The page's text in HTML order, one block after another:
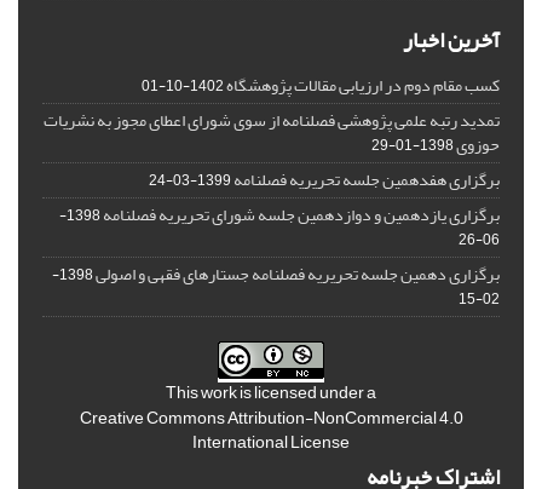
آخرین اخبار
کسب مقام دوم در ارزیابی مقالات پژوهشگاه1402-10-01
تمدید رتبه علمی پژوهشی فصلنامه از سوی شورای اعطای مجوز به نشریات
حوزوی1398-01-29
برگزاری هفدهمین جلسه تحریریه فصلنامه1399-03-24
برگزاری یازدهمین و دوازدهمین جلسه شورای تحریریه فصلنامه
1398-
06-26
برگزاری دهمین جلسه تحریریه فصلنامه جستارهای فقهی و اصولی
1398-
02-15
This work is licensed under a
Creative Commons Attribution-NonCommercial 4.0
International License
اشتراک خبرنامه